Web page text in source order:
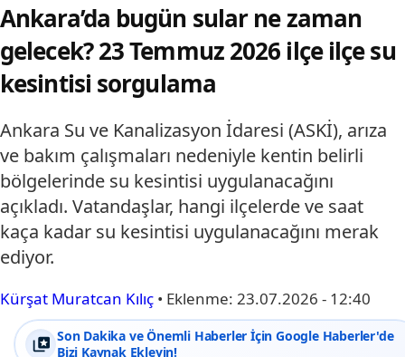
Ankara’da bugün sular ne zaman
gelecek? 23 Temmuz 2026 ilçe ilçe su
kesintisi sorgulama
Ankara Su ve Kanalizasyon İdaresi (ASKİ), arıza
ve bakım çalışmaları nedeniyle kentin belirli
bölgelerinde su kesintisi uygulanacağını
açıkladı. Vatandaşlar, hangi ilçelerde ve saat
kaça kadar su kesintisi uygulanacağını merak
ediyor.
Kürşat Muratcan Kılıç • Eklenme: 23.07.2026 - 12:40
Son Dakika ve Önemli Haberler İçin Google Haberler'de
Bizi Kaynak Ekleyin!